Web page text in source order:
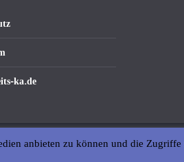
ka.de
anbieten zu können und die